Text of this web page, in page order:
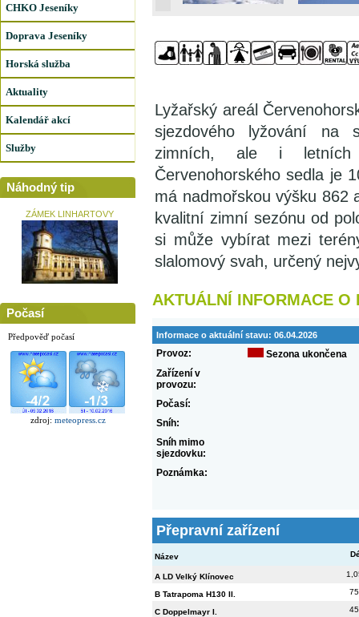
CHKO Jeseníky
Doprava Jeseníky
Horská služba
Aktuality
Kalendář akcí
Služby
Náhodný tip
ZÁMEK LINHARTOVY
Počasí
Předpověď počasí
zdroj: meteopress.cz
Lyžařský areál
sjezdového lyžování na
zimních, ale i letních
Červenohorského sedla je
má nadmořskou výšku 862
kvalitní zimní sezónu od
si může vybírat mezi
slalomový svah, určený
AKTUÁLNÍ INFORMACE O
Informace o aktuální stavu: 06.04.2026
Provoz:
Sezona ukončena
Zařízení v
provozu:
Počasí:
Sníh:
Sníh mimo
sjezdovku:
Poznámka:
Přepravní zařízení
Název
A LD Velký Klínovec
B Tatrapoma H130 II.
C Doppelmayr I.